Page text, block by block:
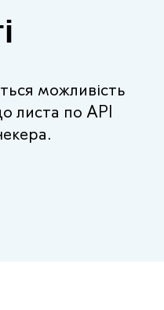
можливість
листа по API